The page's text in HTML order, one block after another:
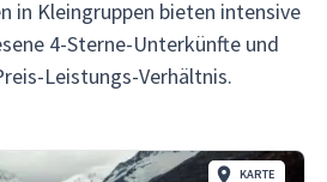
in Kleingruppen bieten intensive
4-Sterne-Unterkünfte und
Leistungs-Verhältnis.
KARTE